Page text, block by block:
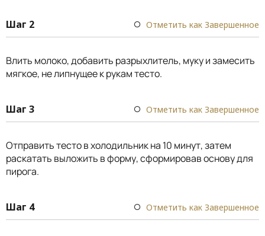
Шаг 2 Отметить как Завершенное
Влить молоко, добавить разрыхлитель, муку и замесить
мягкое, не липнущее к рукам тесто.
Шаг 3 Отметить как Завершенное
Отправить тесто в холодильник на 10 минут, затем
раскатать выложить в форму, сформировав основу для
пирога.
Шаг 4 Отметить как Завершенное